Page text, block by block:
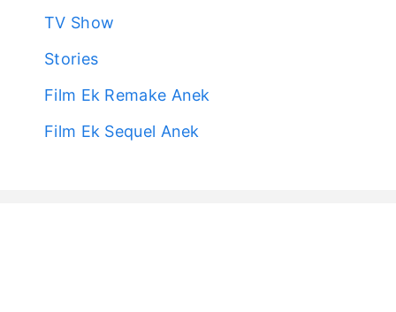
TV Show
Stories
Film Ek Remake Anek
Film Ek Sequel Anek